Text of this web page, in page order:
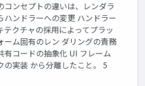
コンセプトの違いは、レンダラ
ハンドラーへの変更 ハンドラー
テクチャの採用によってプラッ
ーム固有のレン ダリングの責務
有コードの抽象化 UI フレーム
の実装 から分離したこと。 5